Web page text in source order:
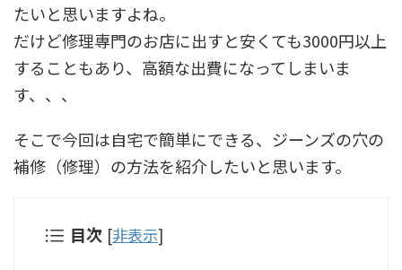
たいと思いますよね。
だけど修理専門のお店に出すと安くても3000円以上
することもあり、高額な出費になってしまいま
す、、、
そこで今回は自宅で簡単にできる、ジーンズの穴の
補修（修理）の方法を紹介したいと思います。
目次 [非表示]